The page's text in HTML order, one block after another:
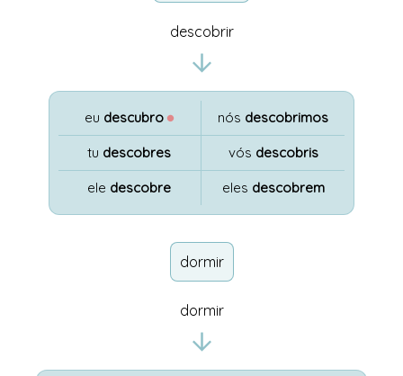
descobrir
eu descubro ●
tu descobres
ele descobre
nós descobrimos
vós descobris
eles descobrem
dormir
dormir